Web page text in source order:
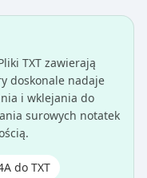
TXT zawierają
doskonale nadaje
i wklejania do
surowych notatek
do TXT